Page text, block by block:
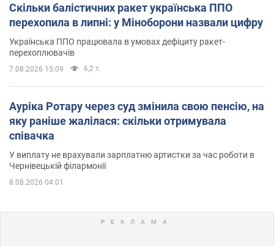
Скільки балістичних ракет українська ППО
перехопила в липні: у Міноборони назвали цифру
Українська ППО працювала в умовах дефіциту ракет-
перехоплювачів
7.08.2026 15:09 6,2 т.
Ауріка Ротару через суд змінила свою пенсію, на
яку раніше жалілася: скільки отримувала
співачка
У виплату не врахували зарплатню артистки за час роботи в
Чернівецькій філармонії
8.08.2026 04:01